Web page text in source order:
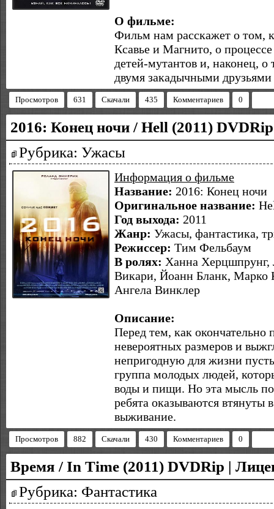
О фильме:
Фильм нам расскажет о том,
Ксавье и Магнито, о
детей-мутантов и, наконец,
двумя закадычными
Просмотров 631 Скачали 435 Комментариев 0
2016: Конец ночи / Hell (2011)
Рубрика: Ужасы
Информация о фильме
Название: 2016: Конец ночи
Оригинальное название:
Год выхода: 2011
Жанр: Ужасы, фантастика,
Режиссер: Тим Фельбаум
В ролях: Ханна Херцшпрунг,
Викари, Йоанн Бланк, Марко
Ангела Винклер
Описание:
Перед тем, как окончательно
невероятных размеров и
непригодную для жизни
группа молодых людей,
воды и пищи. Но эта мысль
ребята оказываются втянуты
выживание.
Просмотров 882 Скачали 430 Комментариев 0
Время / In Time (2011) DVDRip |
Рубрика: Фантастика